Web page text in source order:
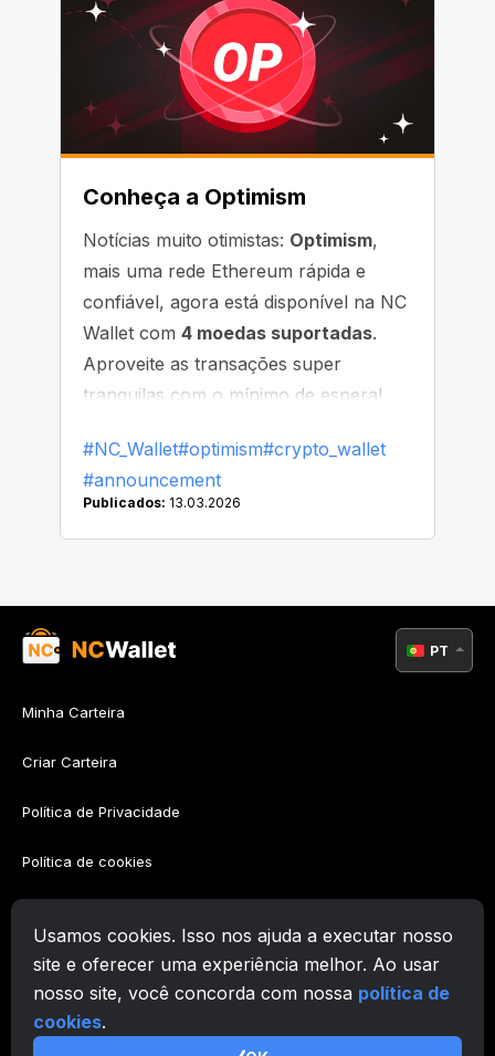
Usamos cookies. Isso nos ajuda a executar nosso
site e oferecer uma experiência melhor. Ao usar
nosso site, você concorda com nossa política de
cookies.
Conheça a Optimism
Notícias muito otimistas: Optimism,
mais uma rede Ethereum rápida e
confiável, agora está disponível na NC
Wallet com 4 moedas suportadas.
Aproveite as transações super
tranquilas com o mínimo de espera!
#NC_Wallet#optimism#crypto_wallet
#announcement
Publicados: 13.03.2026
Minha Carteira
Criar Carteira
Política de Privacidade
Política de cookies
Termos de Utilização
PT